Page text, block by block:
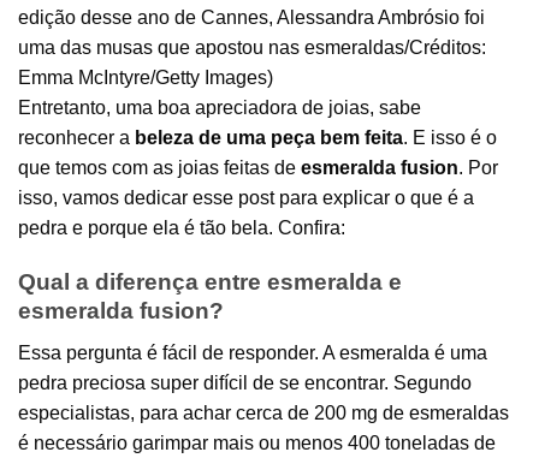
edição desse ano de Cannes, Alessandra Ambrósio foi
uma das musas que apostou nas esmeraldas/Créditos:
Emma McIntyre/Getty Images)
Entretanto, uma boa apreciadora de joias, sabe
reconhecer a beleza de uma peça bem feita. E isso é o
que temos com as joias feitas de esmeralda fusion. Por
isso, vamos dedicar esse post para explicar o que é a
pedra e porque ela é tão bela. Confira:
Qual a diferença entre esmeralda e
esmeralda fusion?
Essa pergunta é fácil de responder. A esmeralda é uma
pedra preciosa super difícil de se encontrar. Segundo
especialistas, para achar cerca de 200 mg de esmeraldas
é necessário garimpar mais ou menos 400 toneladas de